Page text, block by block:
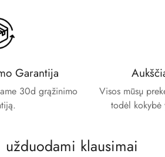
Garantija
30d grąžinimo
Visos mūsų
todėl kokybė
užduodami klausimai